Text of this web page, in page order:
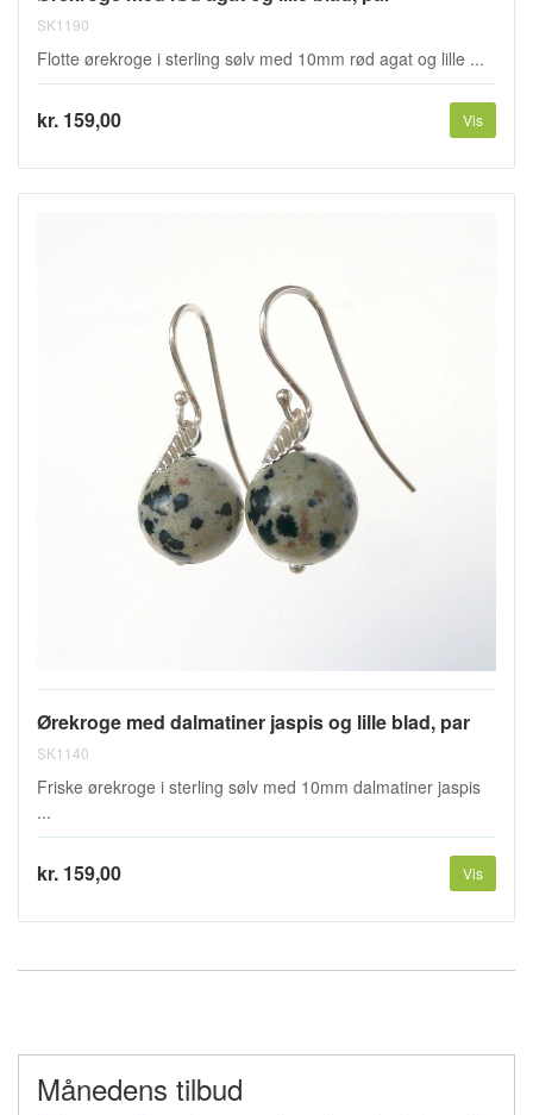
SK1190
Flotte ørekroge i sterling sølv med 10mm rød agat og lille ...
kr. 159,00 Vis
Ørekroge med dalmatiner jaspis og lille blad, par
SK1140
Friske ørekroge i sterling sølv med 10mm dalmatiner jaspis
...
kr. 159,00 Vis
Månedens tilbud